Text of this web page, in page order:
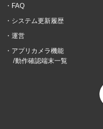
FAQ
システム更新履歴
運営
アプリカメラ機能
/動作確認端末一覧